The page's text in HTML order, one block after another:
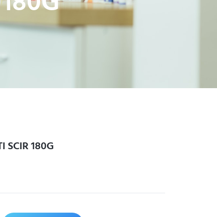
SCIR 180G